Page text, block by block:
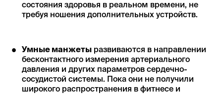
состояния здоровья в реальном времени, не
требуя ношения дополнительных устройств.
Умные манжеты развиваются в направлении
бесконтактного измерения артериального
давления и других параметров сердечно-
сосудистой системы. Пока они не получили
широкого распространения в фитнесе и